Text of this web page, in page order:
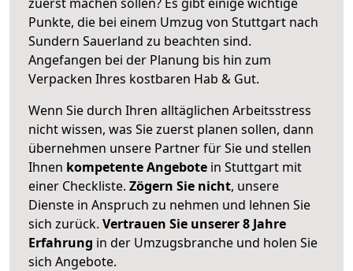
Punkte, die bei einem Umzug von Stuttgart nach
Sundern Sauerland zu beachten sind.
Angefangen bei der Planung bis hin zum
Verpacken Ihres kostbaren Hab & Gut.
Wenn Sie durch Ihren alltäglichen Arbeitsstress
nicht wissen, was Sie zuerst planen sollen, dann
übernehmen unsere Partner für Sie und stellen
Ihnen kompetente Angebote in Stuttgart mit
einer Checkliste. Zögern Sie nicht, unsere
Dienste in Anspruch zu nehmen und lehnen Sie
sich zurück. Vertrauen Sie unserer 8 Jahre
Erfahrung in der Umzugsbranche und holen Sie
sich Angebote.